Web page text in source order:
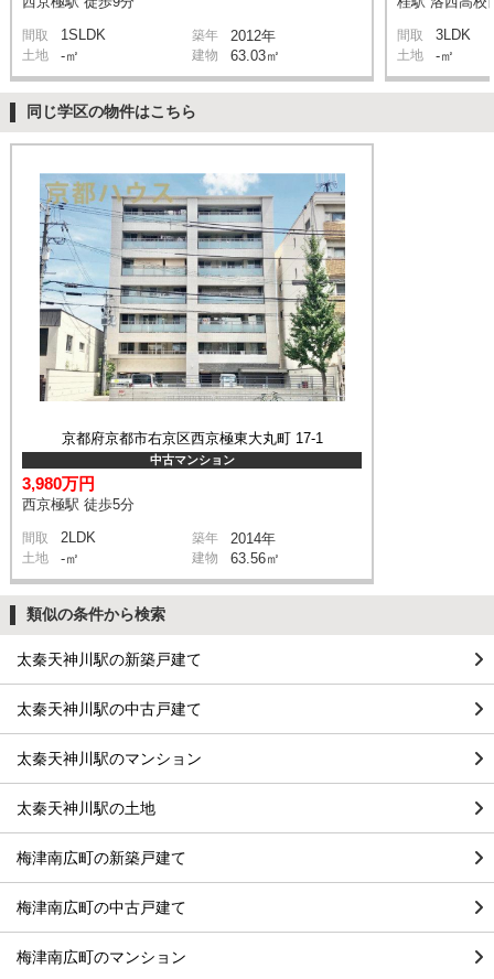
間取 1SLDK 築年 2012年
土地 -㎡ 建物 63.03㎡
間取 3LDK
土地 -㎡
同じ学区の物件はこちら
京都府京都市右京区西京極東大丸町 17-1
中古マンション
3,980万円
西京極駅 徒歩5分
間取 2LDK 築年 2014年
土地 -㎡ 建物 63.56㎡
類似の条件から検索
太秦天神川駅の新築戸建て
太秦天神川駅の中古戸建て
太秦天神川駅のマンション
太秦天神川駅の土地
梅津南広町の新築戸建て
梅津南広町の中古戸建て
梅津南広町のマンション